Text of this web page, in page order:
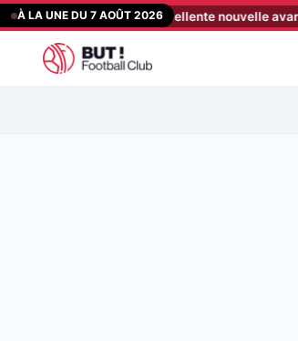
Aller
au
contenu
À LA UNE DU 7 AOÛT 2026
reçoit une excellente nouvelle avant la